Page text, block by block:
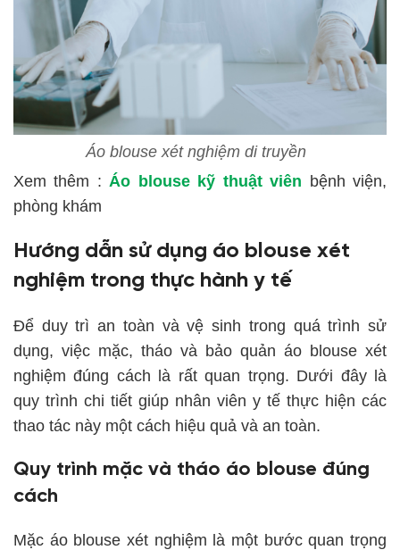
Áo blouse xét nghiệm di truyền
Xem thêm : Áo blouse kỹ thuật viên bệnh viện,
phòng khám
Hướng dẫn sử dụng áo blouse xét
nghiệm trong thực hành y tế
Để duy trì an toàn và vệ sinh trong quá trình sử
dụng, việc mặc, tháo và bảo quản áo blouse xét
nghiệm đúng cách là rất quan trọng. Dưới đây là
quy trình chi tiết giúp nhân viên y tế thực hiện các
thao tác này một cách hiệu quả và an toàn.
Quy trình mặc và tháo áo blouse đúng
cách
Mặc áo blouse xét nghiệm là một bước quan trọng